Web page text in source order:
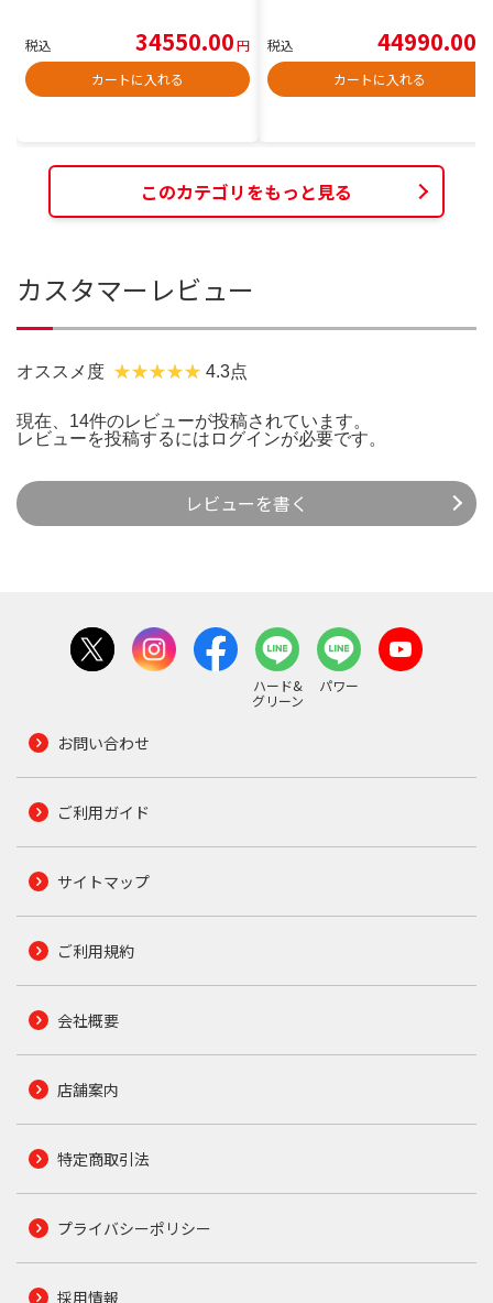
税込 34550.00円
カートに入れる
税込 44990.00
カートに入れる
このカテゴリをもっと見る
カスタマーレビュー
オススメ度 4.3点
現在、14件のレビューが投稿されています。
レビューを投稿するには ログインが必要です。
レビューを書く
ハード&
グリーン
パワー
お問い合わせ
ご利用ガイド
サイトマップ
ご利用規約
会社概要
店舗案内
特定商取引法
プライバシーポリシー
採用情報